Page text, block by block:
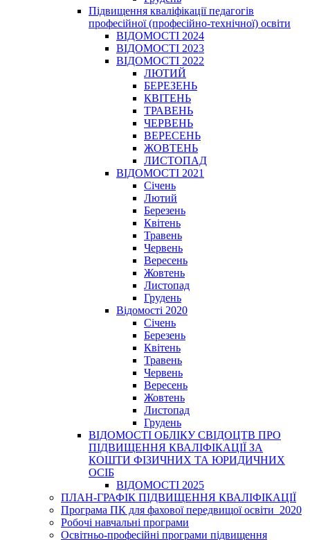
Підвищення кваліфікації педагогів
професійної (професійно-технічної) освіти
ВІДОМОСТІ 2024
ВІДОМОСТІ 2023
ВІДОМОСТІ 2022
ЛЮТИЙ
БЕРЕЗЕНЬ
КВІТЕНЬ
ТРАВЕНЬ
ЧЕРВЕНЬ
ВЕРЕСЕНЬ
ЖОВТЕНЬ
ЛИСТОПАД
ВІДОМОСТІ 2021
Січень
Лютий
Березень
Квітень
Травень
Червень
Вересень
Жовтень
Листопад
Грудень
Відомості 2020
Січень
Березень
Квітень
Травень
Червень
Вересень
Жовтень
Листопад
Грудень
ВІДОМОСТІ ОБЛІКУ СВІДОЦТВ ПРО
ПІДВИЩЕННЯ КВАЛІФІКАЦІЇ ЗА
КОШТИ ФІЗИЧНИХ ТА ЮРИДИЧНИХ
ОСІБ
ВІДОМОСТІ 2025
ПЛАН-ГРАФІК ПІДВИЩЕННЯ КВАЛІФІКАЦІЇ
Програма ПК для фахової передвищої освіти_2020
Робочі навчальні програми
Освітньо-професійні програми підвищення